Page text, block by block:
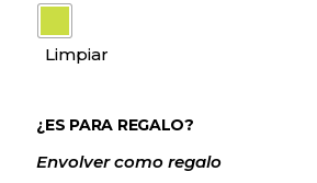
Limpiar
¿ES PARA REGALO?
Envolver como regalo